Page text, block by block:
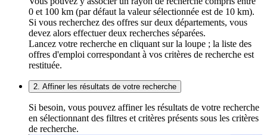
0 et 100 km (par défaut la valeur sélectionnée est de 10 km).
Si vous recherchez des offres sur deux départements, vous
devez alors effectuer deux recherches séparées.
Lancez votre recherche en cliquant sur la loupe ; la liste des
offres d'emploi correspondant à vos critères de recherche est
restituée.
2. Affiner les résultats de votre recherche
Si besoin, vous pouvez affiner les résultats de votre recherche
en sélectionnant des filtres et critères présents sous les critères
de recherche.